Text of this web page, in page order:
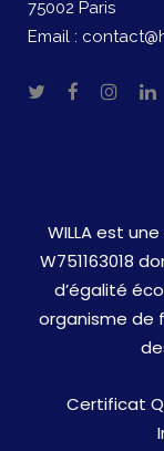
75002 Paris
Email :
WILLA est
W751163018
d’égalité
organisme de
Certificat